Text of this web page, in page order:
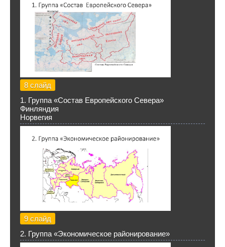
8 слайд
1. Группа «Состав Европейского Севера»
Финляндия
Норвегия
9 слайд
2. Группа «Экономическое районирование»